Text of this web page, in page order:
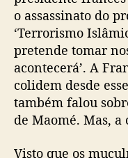
o assassinato do
‘Terrorismo
pretende tomar
acontecerá’. A
colidem desde
também falou
de Maomé. Mas, a
Visto que os